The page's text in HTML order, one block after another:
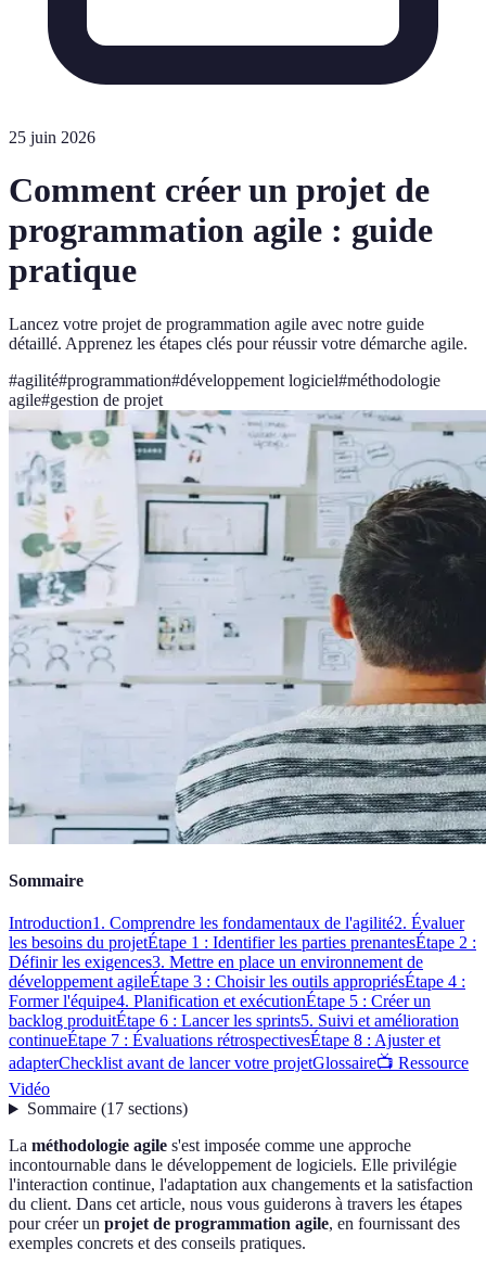
25 juin 2026
Comment créer un projet de
programmation agile : guide
pratique
Lancez votre projet de programmation agile avec notre guide
détaillé. Apprenez les étapes clés pour réussir votre démarche agile.
#agilité#programmation#développement logiciel#méthodologie
agile#gestion de projet
Sommaire
Introduction1. Comprendre les fondamentaux de l'agilité2. Évaluer
les besoins du projetÉtape 1 : Identifier les parties prenantesÉtape 2 :
Définir les exigences3. Mettre en place un environnement de
développement agileÉtape 3 : Choisir les outils appropriésÉtape 4 :
Former l'équipe4. Planification et exécutionÉtape 5 : Créer un
backlog produitÉtape 6 : Lancer les sprints5. Suivi et amélioration
continueÉtape 7 : Évaluations rétrospectivesÉtape 8 : Ajuster et
adapterChecklist avant de lancer votre projetGlossaire📺 Ressource
Vidéo
Sommaire(17 sections)
La méthodologie agile s'est imposée comme une approche
incontournable dans le développement de logiciels. Elle privilégie
l'interaction continue, l'adaptation aux changements et la satisfaction
du client. Dans cet article, nous vous guiderons à travers les étapes
pour créer un projet de programmation agile, en fournissant des
exemples concrets et des conseils pratiques.